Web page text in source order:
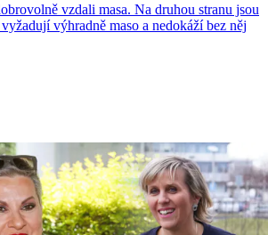
vzdali masa. Na druhou stranu jsou
výhradně maso a nedokáží bez něj